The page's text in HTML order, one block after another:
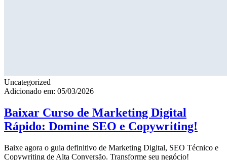
Uncategorized
Adicionado em: 05/03/2026
Baixar Curso de Marketing Digital
Rápido: Domine SEO e Copywriting!
Baixe agora o guia definitivo de Marketing Digital, SEO Técnico e
Copywriting de Alta Conversão. Transforme seu negócio!